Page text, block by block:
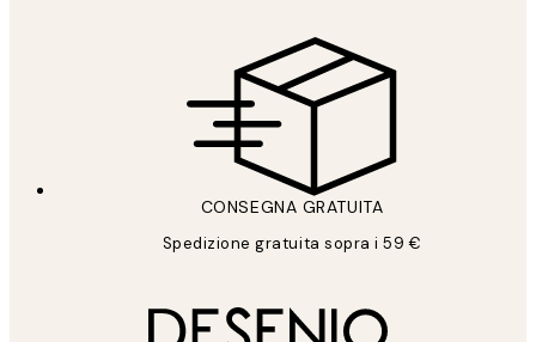
CONSEGNA GRATUITA
Spedizione gratuita sopra i 59 €